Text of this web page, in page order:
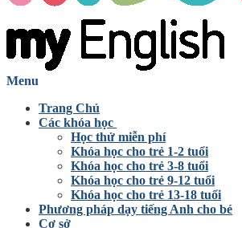
Menu
Trang Chủ
Các khóa học
Học thử miễn phí
Khóa học cho trẻ 1-2 tuổi
Khóa học cho trẻ 3-8 tuổi
Khóa học cho trẻ 9-12 tuổi
Khóa học cho trẻ 13-18 tuổi
Phương pháp dạy tiếng Anh cho bé
Cơ sở